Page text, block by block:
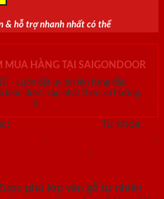
& hỗ trợ nhanh nhất có thể
MUA HÀNG TẠI SAIGONDOOR
- Luôn đặt uy tín lên hàng đầu.
luôn được cập nhật theo xu hướng.
&
Từ khóa:
,
,
, ,
phủ lớp vân gỗ tự nhiên